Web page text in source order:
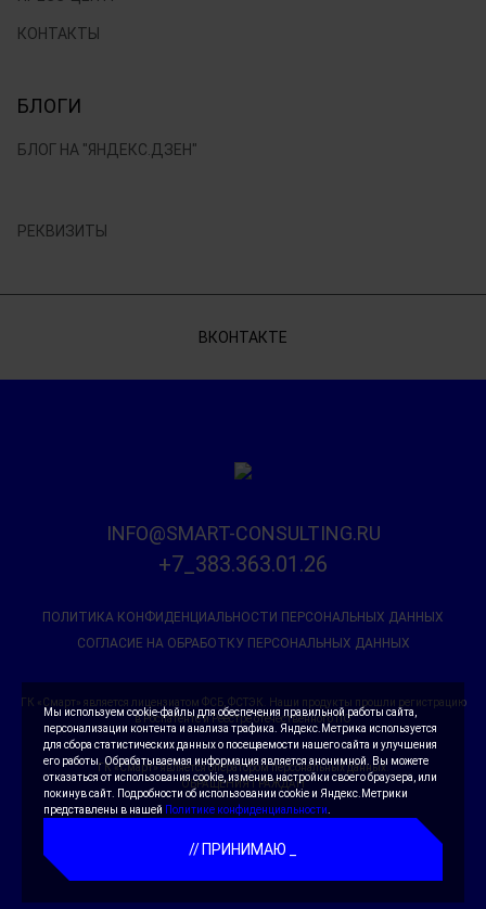
INFO@SMART-CONSULTING.RU
+7_383.363.01.26
ПОЛИТИКА КОНФИДЕНЦИАЛЬНОСТИ ПЕРСОНАЛЬНЫХ ДАННЫХ
СОГЛАСИЕ НА ОБРАБОТКУ ПЕРСОНАЛЬНЫХ ДАННЫХ
ГК «Смарт» является лицензиатом ФСБ, ФСТЭК. Наши продукты прошли регистрацию
в Роспатенте и Реестре отечественного ПО
ГК «Смарт» является оператором персональных данных.
ОБРАЩЕНИЯ ГРАЖДАН
ВСЕ ПРАВА ЗАЩИЩЕНЫ
КОНТАКТЫ
БЛОГИ
БЛОГ НА "ЯНДЕКС.ДЗЕН"
РЕКВИЗИТЫ
ВКОНТАКТЕ
Мы используем cookie-файлы для обеспечения правильной работы сайта,
персонализации контента и анализа трафика. Яндекс.Метрика используется
для сбора статистических данных о посещаемости нашего сайта и улучшения
его работы. Обрабатываемая информация является анонимной. Вы можете
отказаться от использования cookie, изменив настройки своего браузера, или
покинув сайт. Подробности об использовании cookie и Яндекс.Метрики
представлены в нашей Политике конфиденциальности
ПРИНИМАЮ